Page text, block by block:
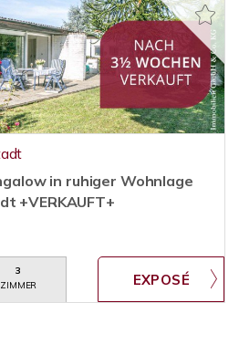
in ruhiger Wohnlage
+VERKAUFT+
3
ZIMMER